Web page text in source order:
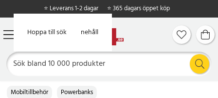
Hoppa till huvudinnehåll
Hoppa till sök
⭐ Leverans 1-2 dagar ⭐ 365 dagars öppet köp
Mobiltillbehör Powerbanks